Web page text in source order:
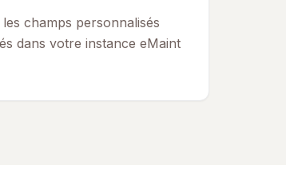
les champs personnalisés
dans votre instance eMaint